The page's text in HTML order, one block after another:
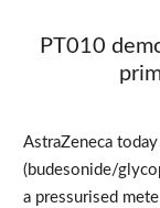
PT010
AstraZeneca
(budesonide/
a pressurised